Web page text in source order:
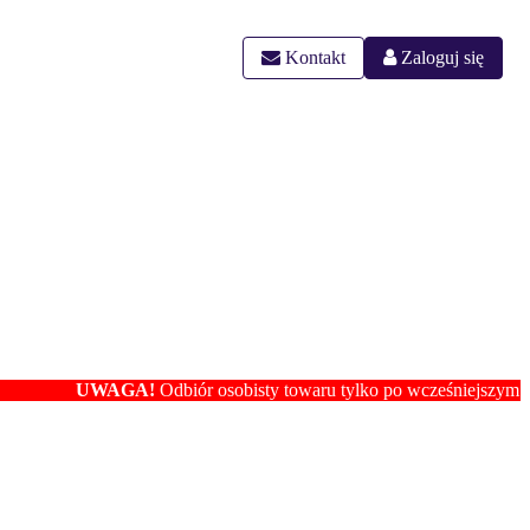
Kontakt Zaloguj się
UWAGA!Odbiór osobisty towaru tylko po wcześniejszym